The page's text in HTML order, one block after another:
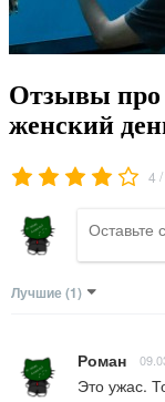
Отзывы про
женский
4 /
Лучшие (1)
Роман
Это ужас.